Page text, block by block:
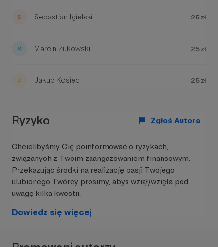
Sebastian Igielski 25 zł
Marcin Żukowski 25 zł
Jakub Kosiec 25 zł
Ryzyko Zgłoś Autora
Chcielibyśmy Cię poinformować o ryzykach,
związanych z Twoim zaangażowaniem finansowym.
Przekazując środki na realizację pasji Twojego
ulubionego Twórcy prosimy, abyś wziął/wzięła pod
uwagę kilka kwestii.
Dowiedz się więcej